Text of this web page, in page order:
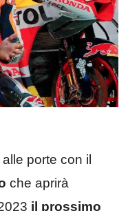
alle porte con il
che aprirà
il prossimo